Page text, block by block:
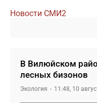
Новости СМИ2
В Вилюйском
лесных бизонов
Экология 11:48, 10